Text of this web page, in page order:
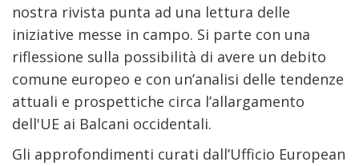
nostra rivista punta ad una lettura delle
iniziative messe in campo. Si parte con una
riflessione sulla possibilità di avere un debito
comune europeo e con un’analisi delle tendenze
attuali e prospettiche circa l’allargamento
dell'UE ai Balcani occidentali.
Gli approfondimenti curati dall’Ufficio European